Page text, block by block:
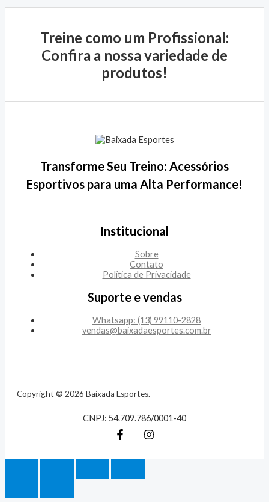
Treine como um Profissional:
Confira a nossa variedade de
produtos!
Transforme Seu Treino: Acessórios
Esportivos para uma Alta Performance!
Institucional
Sobre
Contato
Política de Privacidade
Suporte e vendas
Whatsapp: (13) 99110-2828
vendas@baixadaesportes.com.br
Copyright © 2026 Baixada Esportes.
CNPJ: 54.709.786/0001-40